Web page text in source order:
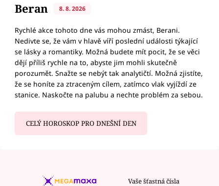
Beran 8. 8. 2026
Rychlé akce tohoto dne vás mohou zmást, Berani.
Nedivte se, že vám v hlavě víří poslední události týkající
se lásky a romantiky. Možná budete mít pocit, že se věci
dějí příliš rychle na to, abyste jim mohli skutečně
porozumět. Snažte se nebýt tak analytičtí. Možná zjistíte,
že se honíte za ztraceným cílem, zatímco vlak vyjíždí ze
stanice. Naskočte na palubu a nechte problém za sebou.
CELÝ HOROSKOP PRO DNEŠNÍ DEN
Vaše šťastná čísla